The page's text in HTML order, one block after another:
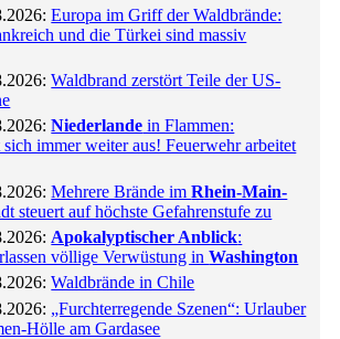
Europa im Griff der Waldbrände:
und die Türkei sind massiv
Waldbrand zerstört Teile der US-
Niederlande in Flammen:
immer weiter aus! Feuerwehr arbeitet
Mehrere Brände imRhein-Main-
steuert auf höchste Gefahrenstufe zu
Apokalyptischer Anblick:
völlige Verwüstung inWashington
Waldbrände in Chile
„Furchterregende Szenen“: Urlauber
Hölle am Gardasee